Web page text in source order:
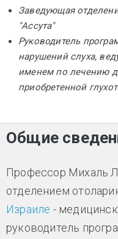
Заведующая
"Ассута"
Руководитель
нарушений слуха,
именем по лечению
приобретенной
Общие
Профессор Михаль
отделением
Израиле -
руководитель